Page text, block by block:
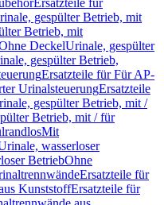
Ersatzteile für
gespülter Betrieb, mit
Betrieb, mit
DeckelUrinale, gespülter
gespülter Betrieb,
Ersatzteile für Für AP-
UrinalsteuerungErsatzteile
gespülter Betrieb, mit /
Betrieb, mit / für
Mit
wasserloser
BetriebOhne
Ersatzteile für
KunststoffErsatzteile für